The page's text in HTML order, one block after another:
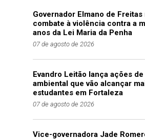
Governador Elmano de
combate à violência contra a
anos da Lei Maria da Penha
07 de agosto de 2026
Evandro Leitão lança ações
ambiental que vão alcançar
estudantes em Fortaleza
07 de agosto de 2026
Vice-governadora Jade